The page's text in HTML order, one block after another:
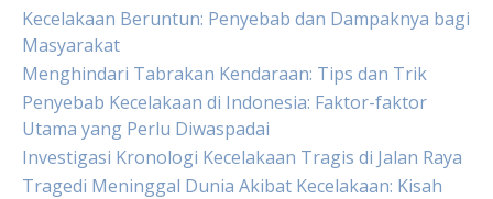
Kecelakaan Beruntun: Penyebab dan Dampaknya bagi
Masyarakat
Menghindari Tabrakan Kendaraan: Tips dan Trik
Penyebab Kecelakaan di Indonesia: Faktor-faktor
Utama yang Perlu Diwaspadai
Investigasi Kronologi Kecelakaan Tragis di Jalan Raya
Tragedi Meninggal Dunia Akibat Kecelakaan: Kisah